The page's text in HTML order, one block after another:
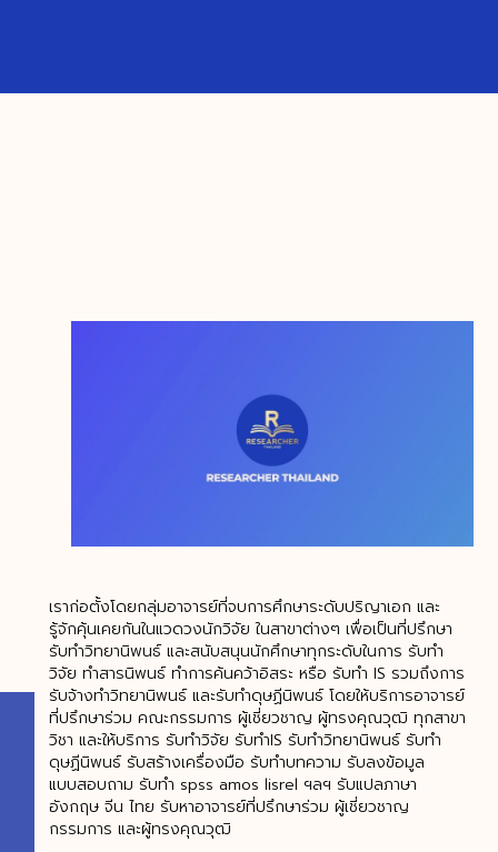
เราก่อตั้งโดยกลุ่มอาจารย์ที่จบการศึกษาระดับปริญาเอก และ
รู้จักคุ้นเคยกันในแวดวงนักวิจัย ในสาขาต่างๆ เพื่อเป็นที่ปรึกษา
รับทำวิทยานิพนธ์ และสนับสนุนนักศึกษาทุกระดับในการ รับทำ
วิจัย ทำสารนิพนธ์ ทำการค้นคว้าอิสระ หรือ รับทำ IS รวมถึงการ
รับจ้างทำวิทยานิพนธ์ และรับทำดุษฏีนิพนธ์ โดยให้บริการอาจารย์
ที่ปรึกษาร่วม คณะกรรมการ ผู้เชี่ยวชาญ ผู้ทรงคุณวุฒิ ทุกสาขา
วิชา และให้บริการ รับทำวิจัย รับทำIS รับทำวิทยานิพนธ์ รับทำ
ดุษฏีนิพนธ์ รับสร้างเครื่องมือ รับทำบทความ รับลงข้อมูล
แบบสอบถาม รับทำ spss amos lisrel ฯลฯ รับแปลภาษา
อังกฤษ จีน ไทย รับหาอาจารย์ที่ปรึกษาร่วม ผู้เชี่ยวชาญ
กรรมการ และผู้ทรงคุณวุฒิ